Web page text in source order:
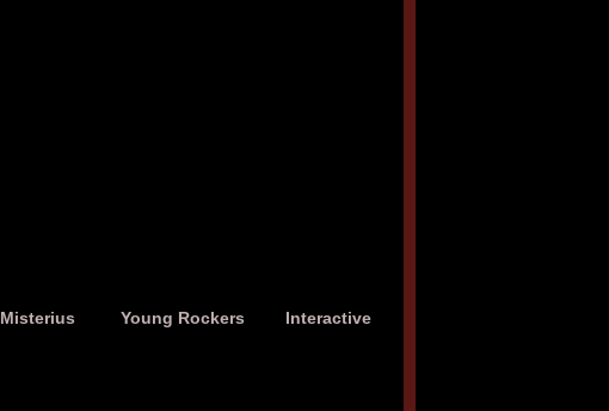
Misterius Young Rockers Interactive